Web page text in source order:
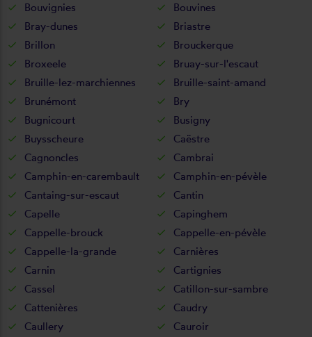
Bouvignies
Bouvines
Bray-dunes
Briastre
Brillon
Brouckerque
Broxeele
Bruay-sur-l'escaut
Bruille-lez-marchiennes
Bruille-saint-amand
Brunémont
Bry
Bugnicourt
Busigny
Buysscheure
Caëstre
Cagnoncles
Cambrai
Camphin-en-carembault
Camphin-en-pévèle
Cantaing-sur-escaut
Cantin
Capelle
Capinghem
Cappelle-brouck
Cappelle-en-pévèle
Cappelle-la-grande
Carnières
Carnin
Cartignies
Cassel
Catillon-sur-sambre
Cattenières
Caudry
Caullery
Cauroir